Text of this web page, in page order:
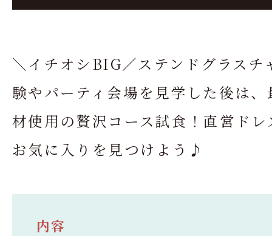
＼イチオシBIG／ステンドグラスチ
験やパーティ会場を見学した後は
材使用の贅沢コース試食！直営ド
お気に入りを見つけよう♪
内容